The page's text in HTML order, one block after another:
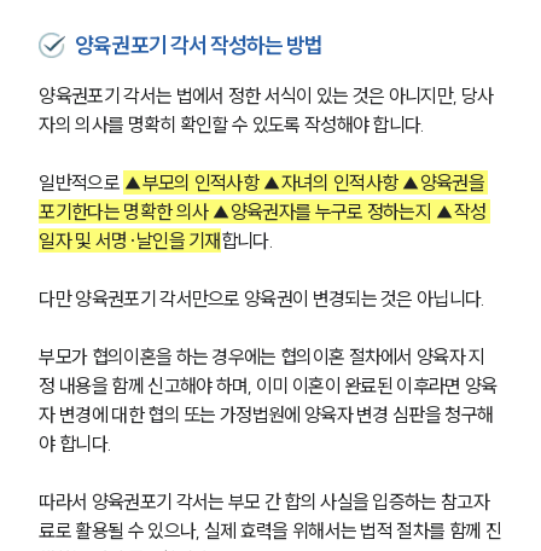
언론보도
공지사항
법률 블로그
뉴스레터/브로슈어
대륜법률상담예약
양육권포기 각서 작성하는 방법
양육권포기 각서는 법에서 정한 서식이 있는 것은 아니지만, 당사
자의 의사를 명확히 확인할 수 있도록 작성해야 합니다.
일반적으로 ▲부모의 인적사항 ▲자녀의 인적사항 ▲양육권을
포기한다는 명확한 의사 ▲양육권자를 누구로 정하는지 ▲작성
일자 및 서명·날인을 기재합니다.
다만 양육권포기 각서만으로 양육권이 변경되는 것은 아닙니다.
부모가 협의이혼을 하는 경우에는 협의이혼 절차에서 양육자 지
정 내용을 함께 신고해야 하며, 이미 이혼이 완료된 이후라면 양육
자 변경에 대한 협의 또는 가정법원에 양육자 변경 심판을 청구해
야 합니다.
따라서 양육권포기 각서는 부모 간 합의 사실을 입증하는 참고자
료로 활용될 수 있으나, 실제 효력을 위해서는 법적 절차를 함께 진